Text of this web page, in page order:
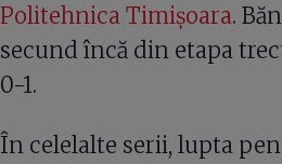
Politehnica Timișoara.
secund încă din etapa
0-1.
În celelalte serii, lupta